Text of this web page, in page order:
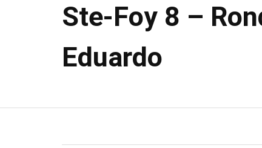
Ste-Foy 8 –
Eduardo